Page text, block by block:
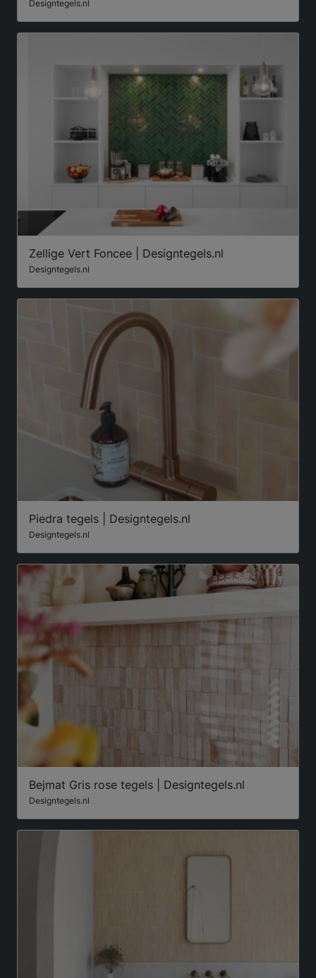
Designtegels.nl
Zellige Vert Foncee | Designtegels.nl
Designtegels.nl
Piedra tegels | Designtegels.nl
Designtegels.nl
Bejmat Gris rose tegels | Designtegels.nl
Designtegels.nl